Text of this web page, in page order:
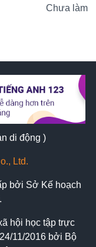
Chưa làm
di động )
Ltd.
bởi Sở Kế hoạch
hội học tập trực
11/2016 bởi Bộ